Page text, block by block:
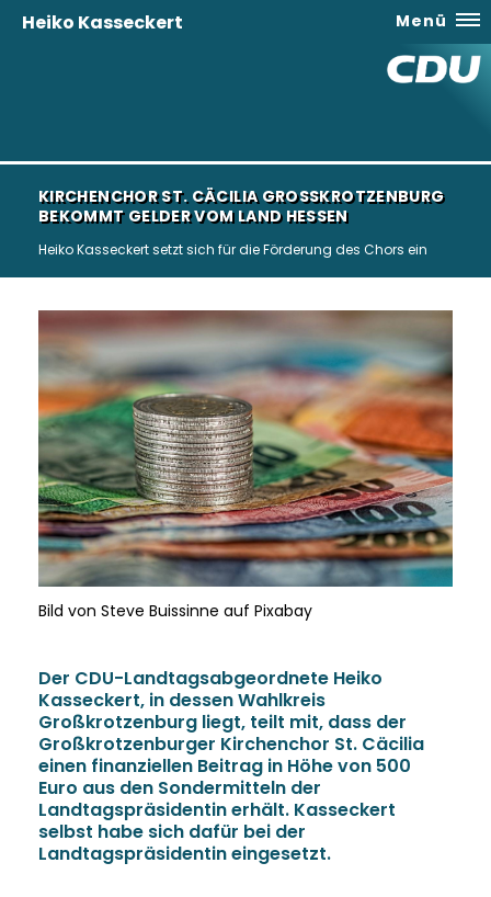
Heiko Kasseckert Menü
KIRCHENCHOR ST. CÄCILIA GROSSKROTZENBURG B
EKOMMT GELDER VOM LAND HESSEN
Heiko Kasseckert setzt sich für die Förderung des Chors ein
Bild von Steve Buissinne auf Pixabay
Der CDU-Landtagsabgeordnete Heiko
Kasseckert, in dessen Wahlkreis
Großkrotzenburg liegt, teilt mit, dass der
Großkrotzenburger Kirchenchor St. Cäcilia
einen finanziellen Beitrag in Höhe von 500
Euro aus den Sondermitteln der
Landtagspräsidentin erhält. Kasseckert
selbst habe sich dafür bei der
Landtagspräsidentin eingesetzt.